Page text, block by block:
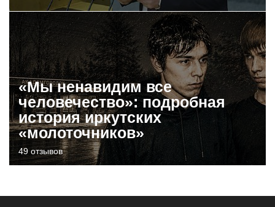
«Мы ненавидим все
человечество»: подробная
история иркутских
«молоточников»
49 отзывов